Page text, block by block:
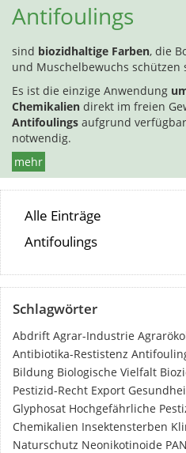
Antifoulings
sind biozidhaltige Farben, die
und Muschelbewuchs schützen
Es ist die einzige Anwendung
Chemikalien direkt im freien
Antifoulings aufgrund
notwendig.
mehr
Alle Einträge
Antifoulings
Schlagwörter
Abdrift Agrar-Industrie
Antibiotika-Restistenz
Bildung Biologische Vielfalt
Pestizid-Recht Export
Glyphosat Hochgefährliche
Chemikalien Insektensterben
Naturschutz Neonikotinoide